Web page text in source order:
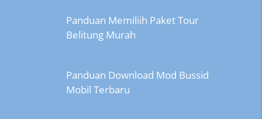
Panduan Memiliih Paket Tour
Belitung Murah
Panduan Download Mod Bussid
Mobil Terbaru